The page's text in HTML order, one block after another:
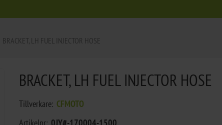
BRACKET, LH FUEL INJECTOR HOSE
BRACKET, LH FUEL INJECTOR HOSE
Tillverkare: CFMOTO